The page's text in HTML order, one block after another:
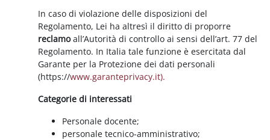
In caso di violazione delle disposizioni del
Regolamento, Lei ha altresì il diritto di proporre
reclamoall’Autorità di controllo ai sensi dell’art. 77 del
Regolamento. In Italia tale funzione è esercitata dal
Garante per la Protezione dei dati personali
(https://www.garanteprivacy.it).
Categorie di interessati
Personale docente;
personale tecnico-amministrativo;